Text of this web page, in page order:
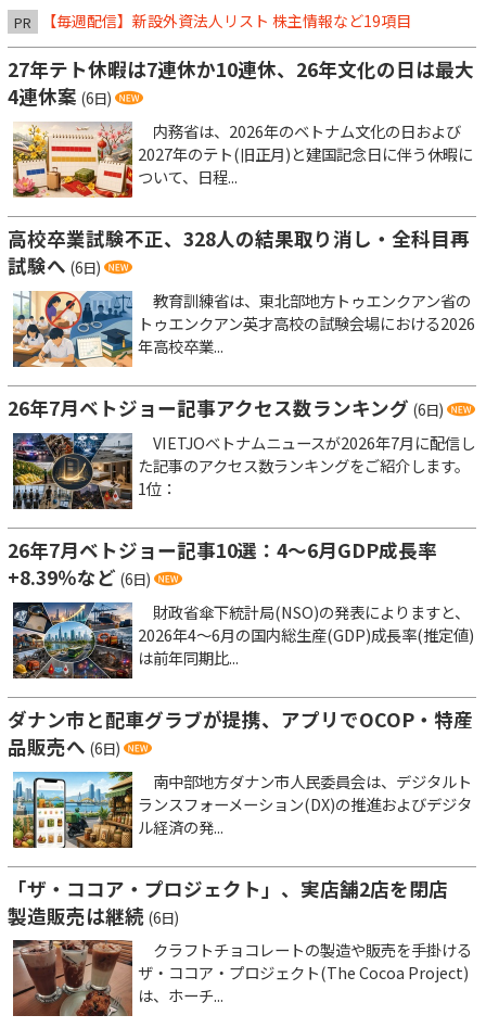
PR 【毎週配信】新設外資法人リスト 株主情報など19項目
27年テト休暇は7連休か10連休、26年文化の日は最大
4連休案 (6日)
内務省は、2026年のベトナム文化の日および
2027年のテト(旧正月)と建国記念日に伴う休暇に
ついて、日程...
高校卒業試験不正、328人の結果取り消し・全科目再
試験へ (6日)
教育訓練省は、東北部地方トゥエンクアン省の
トゥエンクアン英才高校の試験会場における2026
年高校卒業...
26年7月ベトジョー記事アクセス数ランキング (6日)
VIETJOベトナムニュースが2026年7月に配信し
た記事のアクセス数ランキングをご紹介します。
1位：
26年7月ベトジョー記事10選：4～6月GDP成長率
+8.39％など (6日)
財政省傘下統計局(NSO)の発表によりますと、
2026年4～6月の国内総生産(GDP)成長率(推定値)
は前年同期比...
ダナン市と配車グラブが提携、アプリでOCOP・特産
品販売へ (6日)
南中部地方ダナン市人民委員会は、デジタルト
ランスフォーメーション(DX)の推進およびデジタ
ル経済の発...
「ザ・ココア・プロジェクト」、実店舗2店を閉店
製造販売は継続 (6日)
クラフトチョコレートの製造や販売を手掛ける
ザ・ココア・プロジェクト(The Cocoa Project)
は、ホーチ...